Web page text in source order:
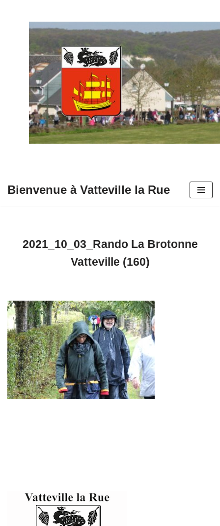
contenu
Bienvenue à Vatteville la Rue
2021_10_03_Rando La Brotonne
Vatteville (160)